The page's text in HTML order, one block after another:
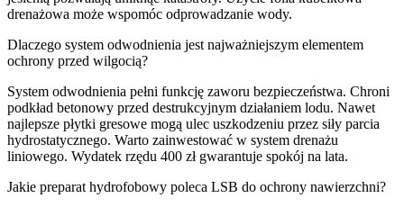
drenażowa może wspomóc odprowadzanie wody.
Dlaczego system odwodnienia jest najważniejszym elementem
ochrony przed wilgocią?
System odwodnienia pełni funkcję zaworu bezpieczeństwa. Chroni
podkład betonowy przed destrukcyjnym działaniem lodu. Nawet
najlepsze płytki gresowe mogą ulec uszkodzeniu przez siły parcia
hydrostatycznego. Warto zainwestować w system drenażu
liniowego. Wydatek rzędu 400 zł gwarantuje spokój na lata.
Jakie preparat hydrofobowy poleca LSB do ochrony nawierzchni?